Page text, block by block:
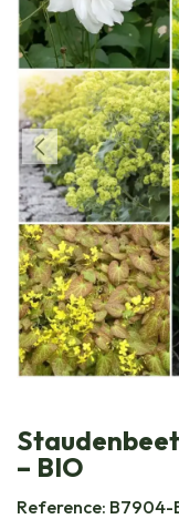
– BIO
Reference: B7904-